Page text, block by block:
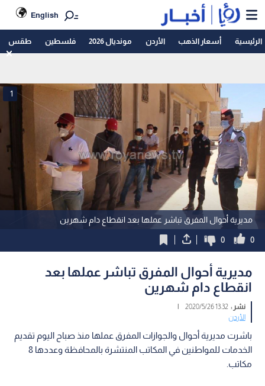
English
الرئيسية أسعار الذهب الأردن مونديال 2026 فلسطين طقس
مديرية أحوال المفرق تباشر عملها بعد انقطاع دام شهرين
1
0
0
مديرية أحوال المفرق تباشر عملها بعد
انقطاع دام شهرين
نشر :13:32 2020/5/26
|
الأردن
باشرت مديرية أحوال والجوازات المفرق عملها منذ صباح اليوم تقديم
الخدمات للمواطنين في المكاتب المنتشرة بالمحافظة وعددها 8
مكاتب.